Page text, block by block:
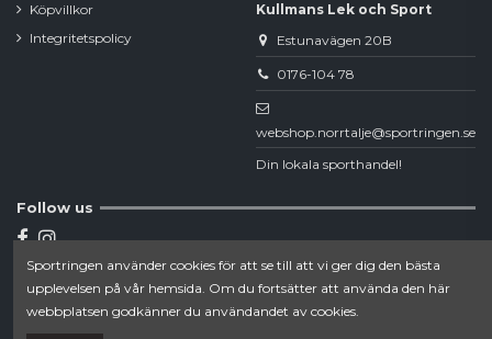
Köpvillkor
Integritetspolicy
Kullmans Lek och Sport
Estunavägen 20B
0176-104 78
webshop.norrtalje@sportringen.se
Din lokala sporthandel!
Follow us
Newsletter
Sportringen använder cookies för att se till att vi ger dig den bästa
upplevelsen på vår hemsida. Om du fortsätter att använda den här
webbplatsen godkänner du användandet av cookies.